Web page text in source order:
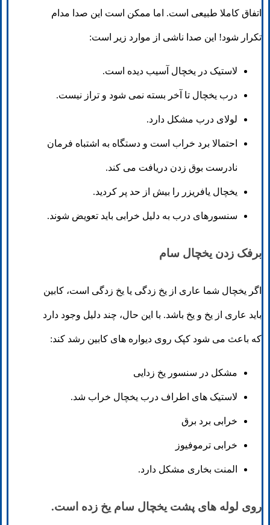
اتفاق کاملا طبیعی است. اما ممکن است این صدا مدام
تکرار شود! این صدا ناشی از موارد زیر است:
لاستیک در یخچال آسیب دیده است.
درب یخچال تا آخر بسته نمی شود و تراز نیست.
لولای درب مشکل دارد.
احتمالا برد خراب است و دستگاه به اشتباه فرمان
نادرست بوق زدن دریافت می کند.
یخچال یافریزر را بیش از حد پر کردید.
سنسورهای درب به دلیل خرابی باید تعویض شوند.
برفک زدن یخچال سام
اگر یخچال شما عاری از یخ زدگی یا یخ زدگی است، کابین
باید عاری از یخ و یخ باشد. با این حال، چند دلیل وجود دارد
که باعث می شود کپک روی دیواره های کابین رشد کند:
مشکل در سنسور یخ زدایی
لاستیک های اطراف درب یخچال خراب شد.
خرابی برد برق
خرابی ترموفیوز
المنت بخاری مشکل دارد.
روی لوله های پشت یخچال سام یخ زده است.